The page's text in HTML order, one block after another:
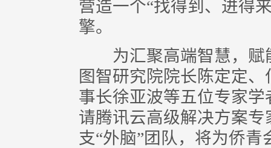
营造一个“找得到、进得
擎。
为汇聚高端智慧，赋
图智研究院院长陈定定
事长徐亚波等五位专家
请腾讯云高级解决方案
支“外脑”团队，将为侨